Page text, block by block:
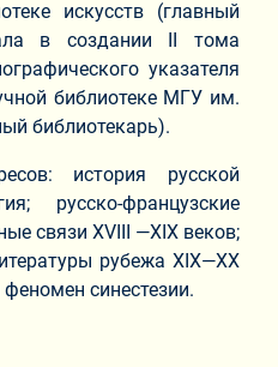
искусств (главный
в создании II тома
указателя
библиотеке МГУ им.
библиотекарь).
история русской
русско-французские
связи XVIII —XIX веков;
рубежа XIX—XX
феномен синестезии.